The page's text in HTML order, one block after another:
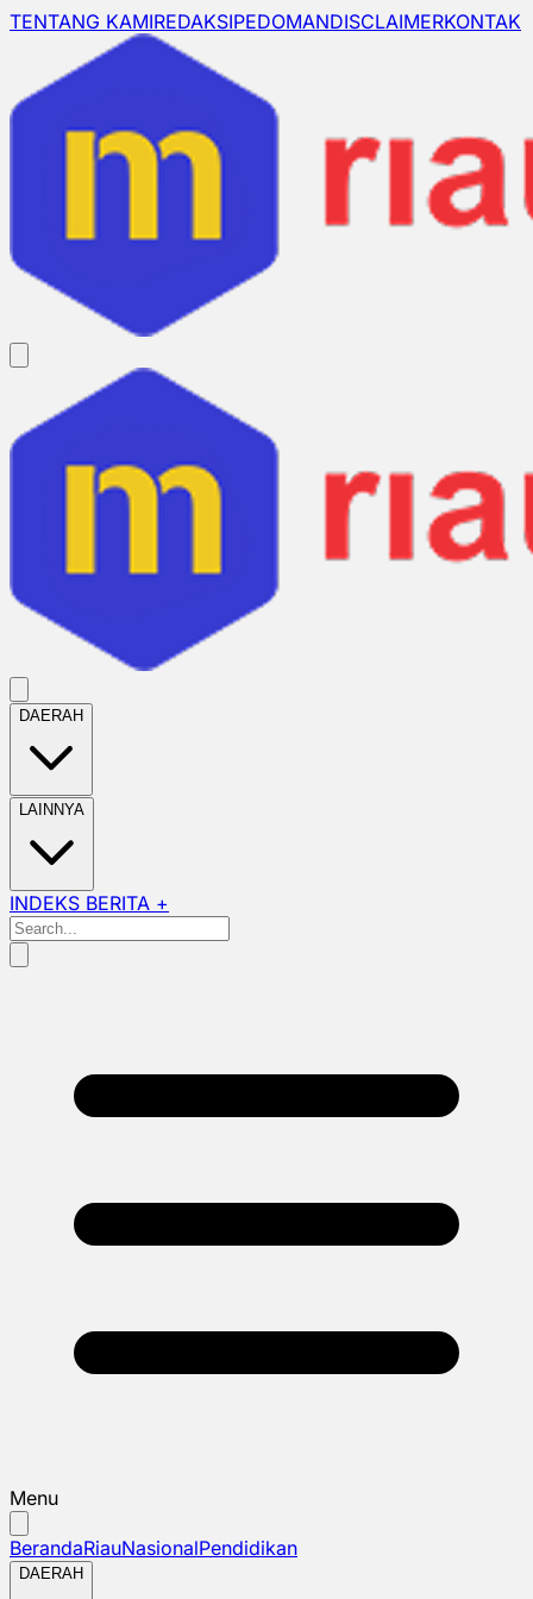
TENTANG KAMIREDAKSIPEDOMANDISCLAIMERKONTAK
DAERAH
LAINNYA
INDEKS BERITA +
Menu
BerandaRiauNasionalPendidikan
DAERAH